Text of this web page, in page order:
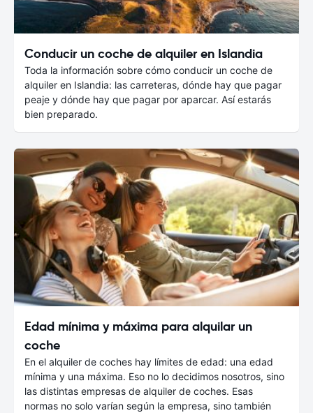
Conducir un coche de alquiler en Islandia
Toda la información sobre cómo conducir un coche de
alquiler en Islandia: las carreteras, dónde hay que pagar
peaje y dónde hay que pagar por aparcar. Así estarás
bien preparado.
Edad mínima y máxima para alquilar un
coche
En el alquiler de coches hay límites de edad: una edad
mínima y una máxima. Eso no lo decidimos nosotros, sino
las distintas empresas de alquiler de coches. Esas
normas no solo varían según la empresa, sino también